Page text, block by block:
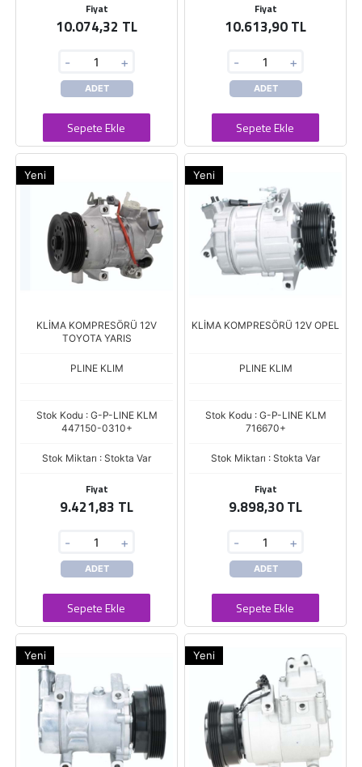
Fiyat
10.074,32 TL
- +
ADET
Sepete Ekle
Fiyat
10.613,90 TL
- +
ADET
Sepete Ekle
Yeni
KLİMA KOMPRESÖRÜ 12V
TOYOTA YARIS
PLINE KLIM
Stok Kodu : G-P-LINE KLM
447150-0310+
Stok Miktarı : Stokta Var
Fiyat
9.421,83 TL
- +
ADET
Sepete Ekle
Yeni
KLİMA KOMPRESÖRÜ 12V OPEL
PLINE KLIM
Stok Kodu : G-P-LINE KLM
716670+
Stok Miktarı : Stokta Var
Fiyat
9.898,30 TL
- +
ADET
Sepete Ekle
Yeni Yeni